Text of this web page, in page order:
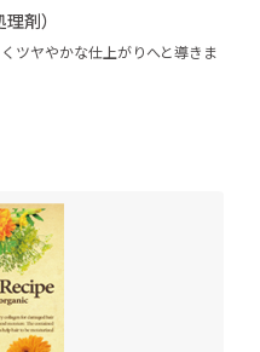
理剤）
ツヤやかな仕上がりへと導きま